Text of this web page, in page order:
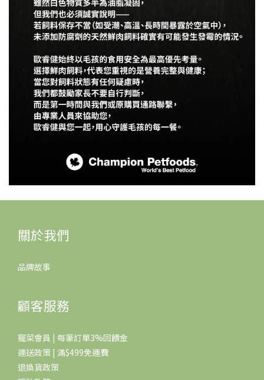
關於我們
品牌故事
顧客服務
寵菜會員 | 每筆訂單3%回饋金
運送政策 | 滿$499免運費
退換貨政策